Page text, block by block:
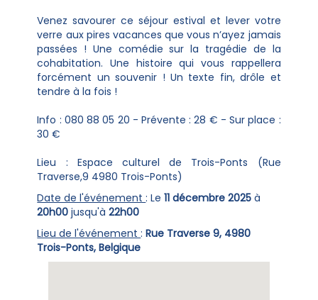
Venez savourer ce séjour estival et lever votre
verre aux pires vacances que vous n’ayez jamais
passées ! Une comédie sur la tragédie de la
cohabitation. Une histoire qui vous rappellera
forcément un souvenir ! Un texte fin, drôle et
tendre à la fois !
Info : 080 88 05 20 - Prévente : 28 € - Sur place :
30 €
Lieu : Espace culturel de Trois-Ponts (Rue
Traverse,9 4980 Trois-Ponts)
Date de l'événement: Le11 décembre 2025 à
20h00 jusqu'à22h00
Lieu de l'événement:Rue Traverse 9, 4980
Trois-Ponts, Belgique